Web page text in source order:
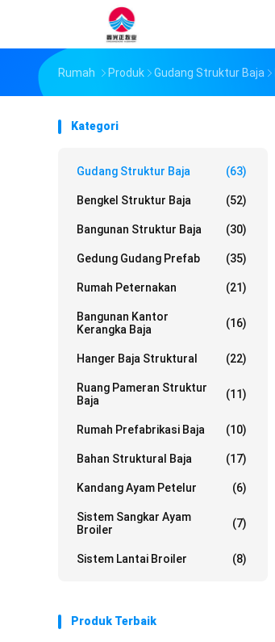
Rumah Produk Gudang Struktur Baja
Kategori
Gudang Struktur Baja (63)
Bengkel Struktur Baja (52)
Bangunan Struktur Baja (30)
Gedung Gudang Prefab (35)
Rumah Peternakan (21)
Bangunan Kantor
Kerangka Baja
(16)
Hanger Baja Struktural (22)
Ruang Pameran Struktur
Baja
(11)
Rumah Prefabrikasi Baja (10)
Bahan Struktural Baja (17)
Kandang Ayam Petelur (6)
Sistem Sangkar Ayam
Broiler
(7)
Sistem Lantai Broiler (8)
Produk Terbaik